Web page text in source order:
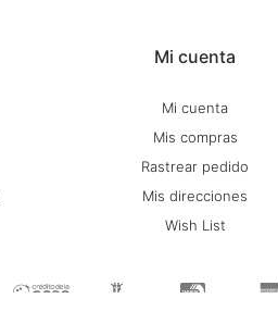
Mi cuenta
Mi cuenta
Mis compras
Rastrear pedido
Mis direcciones
Wish List